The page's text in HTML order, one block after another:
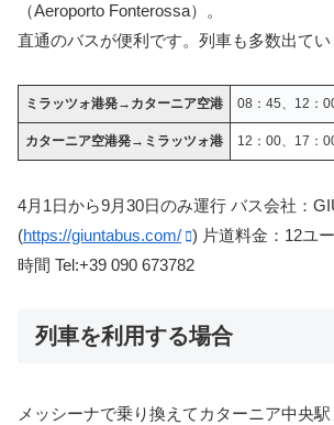
（Aeroporto Fonterossa）。
直通のバスが便利です。列車も多数出てい
ミラッツォ港発→カターニア空港 08：45、12：
カターニア空港発→ミラッツォ港 12：00、17：
4月1日から9月30日のみ運行 バス会社：
(https://giuntabus.com/ ) 片道料金：12ユ
時間 Tel:+39 090 673782
列車を利用する場合
メッシーナで乗り換えてカターニア中央